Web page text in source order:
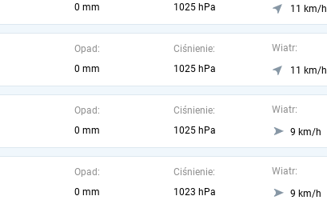
0 mm
1025 hPa
11 km/h
Opad:
0 mm
Ciśnienie:
1025 hPa
Wiatr:
11 km/h
Opad:
0 mm
Ciśnienie:
1025 hPa
Wiatr:
9 km/h
Opad:
0 mm
Ciśnienie:
1023 hPa
Wiatr:
9 km/h